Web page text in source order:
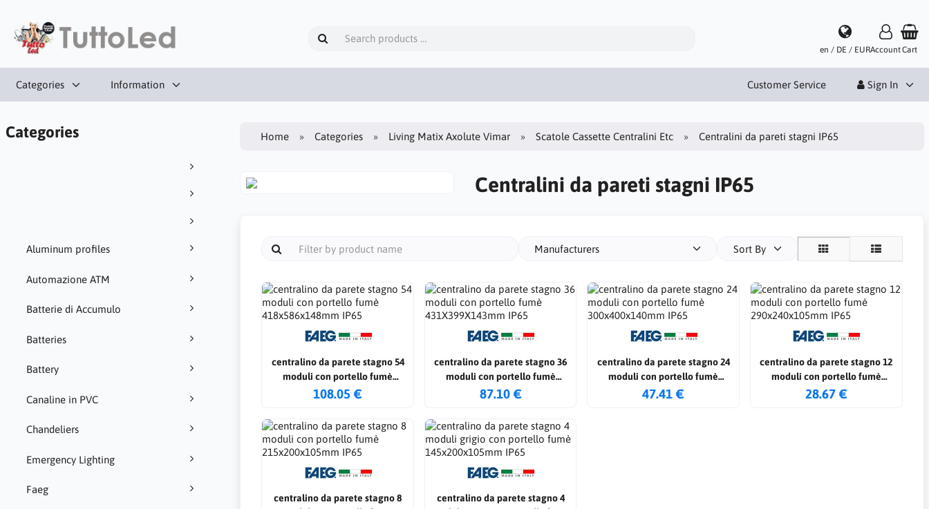
en / DE / EURAccountCart
Categories Information Customer Service Sign In
Categories
Aluminum profiles
Automazione ATM
Batterie di Accumulo
Batteries
Battery
Canaline in PVC
Chandeliers
Emergency Lighting
Faeg
Home Categories Living Matix Axolute Vimar Scatole Cassette Centralini Etc Centralini da pareti stagni IP65
Centralini da pareti stagni IP65
Manufacturers Sort By
centralino da parete stagno 54
moduli con portello fumè
418x586x148mm IP65
108.05 €
centralino da parete stagno 36
moduli con portello fumè
431X399X143mm IP65
87.10 €
centralino da parete stagno 24
moduli con portello fumè
300x400x140mm IP65
47.41 €
centralino da parete stagno 12
moduli con portello fumè
290x240x105mm IP65
28.67 €
centralino da parete stagno 8
centralino da parete stagno 4